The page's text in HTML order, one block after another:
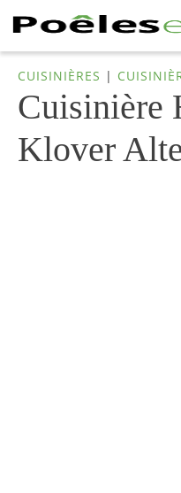
CUISINIÈRES |
Cuisinière
Klover